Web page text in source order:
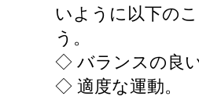
いように以下の
う。
◇ バランスの良
◇ 適度な運動。